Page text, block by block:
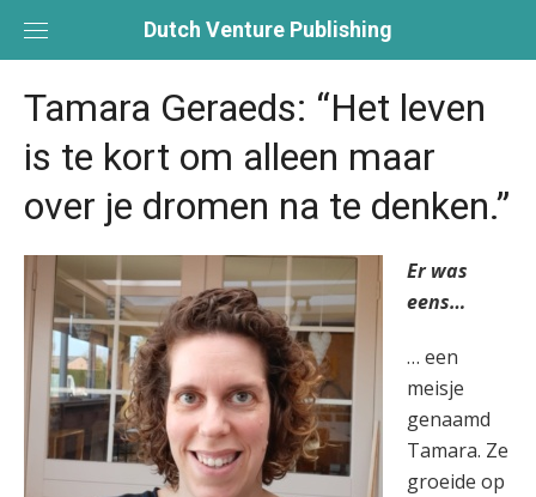
Dutch Venture Publishing
Tamara Geraeds: “Het leven
is te kort om alleen maar
over je dromen na te denken.”
Er was
eens…
… een
meisje
genaamd
Tamara. Ze
groeide op